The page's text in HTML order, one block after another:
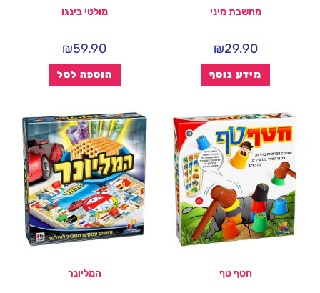
מחשבת מיני
₪29.90
מידע נוסף
מולטי בינגו
₪59.90
הוספה לסל
חטף טף המליונר